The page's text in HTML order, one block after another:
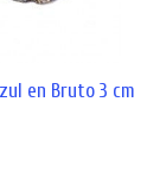
en Bruto 3 cm